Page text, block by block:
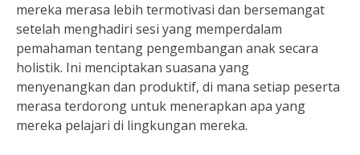
mereka merasa lebih termotivasi dan bersemangat
setelah menghadiri sesi yang memperdalam
pemahaman tentang pengembangan anak secara
holistik. Ini menciptakan suasana yang
menyenangkan dan produktif, di mana setiap peserta
merasa terdorong untuk menerapkan apa yang
mereka pelajari di lingkungan mereka.